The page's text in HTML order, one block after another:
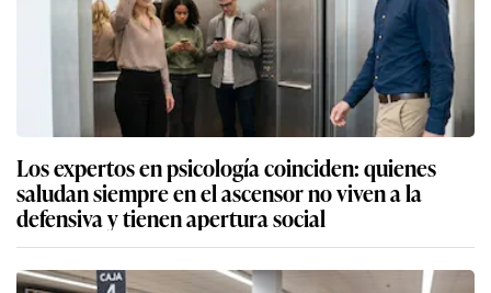
Los expertos en psicología coinciden: quienes
saludan siempre en el ascensor no viven a la
defensiva y tienen apertura social